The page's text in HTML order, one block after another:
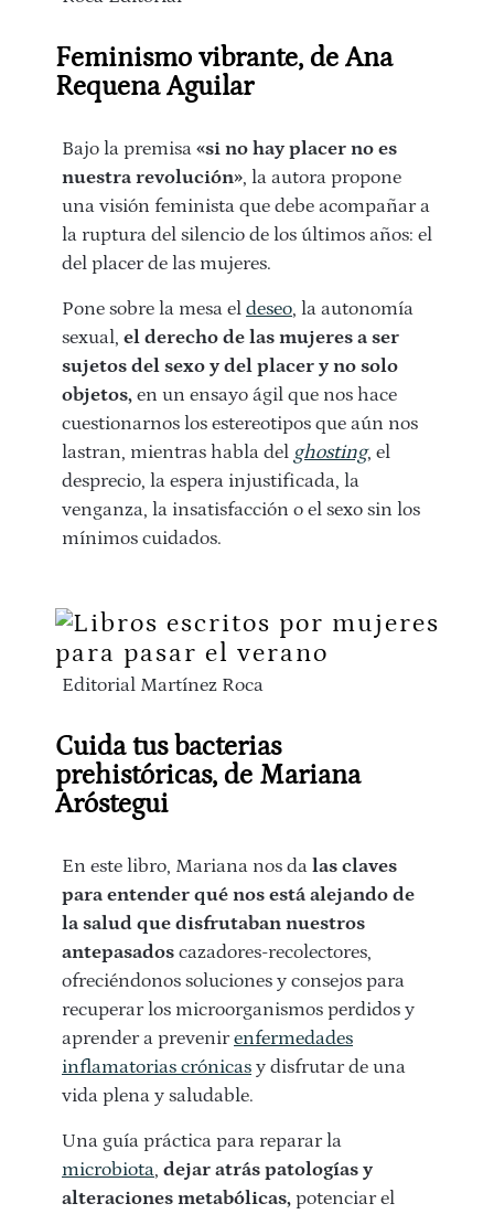
Feminismo vibrante, de Ana
Requena Aguilar
Bajo la premisa «si no hay placer no es
nuestra revolución», la autora propone
una visión feminista que debe acompañar a
la ruptura del silencio de los últimos años: el
del placer de las mujeres.
Pone sobre la mesa el deseo, la autonomía
sexual, el derecho de las mujeres a ser
sujetos del sexo y del placer y no solo
objetos, en un ensayo ágil que nos hace
cuestionarnos los estereotipos que aún nos
lastran, mientras habla del ghosting, el
desprecio, la espera injustificada, la
venganza, la insatisfacción o el sexo sin los
mínimos cuidados.
Editorial Martínez Roca
Cuida tus bacterias
prehistóricas, de Mariana
Aróstegui
En este libro, Mariana nos da las claves
para entender qué nos está alejando de
la salud que disfrutaban nuestros
antepasados cazadores-recolectores,
ofreciéndonos soluciones y consejos para
recuperar los microorganismos perdidos y
aprender a prevenirenfermedades
inflamatorias crónicas y disfrutar de una
vida plena y saludable.
Una guía práctica para reparar la
microbiota, dejar atrás patologías y
alteraciones metabólicas, potenciar el